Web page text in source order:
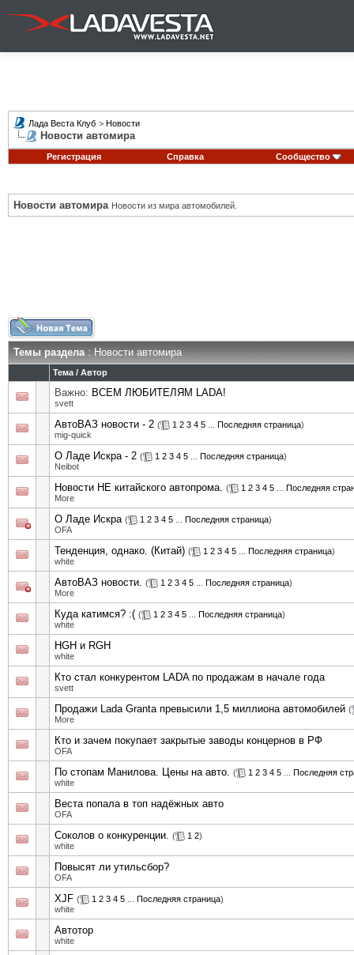
Лада Веста Клуб > Новости
Новости автомира
Регистрация Справка Сообщество
Новости автомира Новости из мира автомобилей.
Темы раздела: Новости автомира
Тема / Автор
Важно: ВСЕМ ЛЮБИТЕЛЯМ LADA!
svett
АвтоВАЗ новости - 2 ( 1 2 3 4 5 Последняя страница)
mig-quick
О Ладе Искра - 2 ( 1 2 3 4 5 Последняя страница)
Neibot
Новости НЕ китайского автопрома. ( 1 2 3 4 5
Последняя
More
О Ладе Искра ( 1 2 3 4 5 Последняя страница)
OFA
Тенденция, однако. (Китай) ( 1 2 3 4 5 Последняя страница)
white
АвтоВАЗ новости. ( 1 2 3 4 5 Последняя страница)
More
Куда катимся? :( ( 1 2 3 4 5 Последняя страница)
white
HGH и RGH
white
Кто стал конкурентом LADA по продажам в начале года
svett
Продажи Lada Granta превысили 1,5 миллиона автомобилей (
More
Кто и зачем покупает закрытые заводы концернов в РФ
OFA
По стопам Манилова. Цены на авто. ( 1 2 3 4 5
Последняя
white
Веста попала в топ надёжных авто
OFA
Соколов о конкуренции. ( 1 2)
white
Повысят ли утильсбор?
OFA
XJF ( 1 2 3 4 5 Последняя страница)
white
Автотор
white